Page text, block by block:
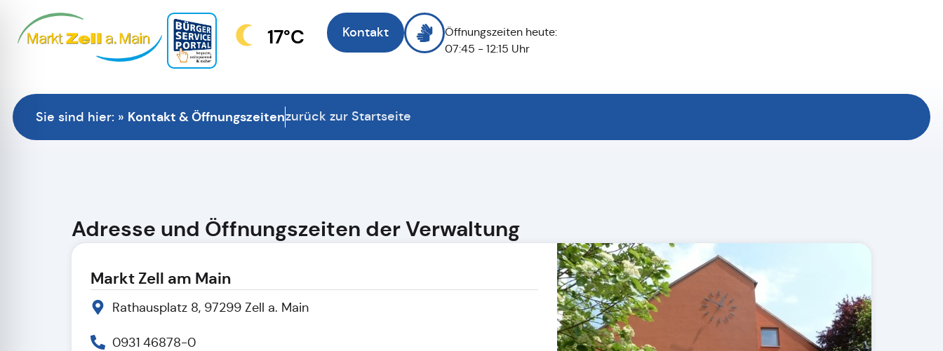
17°C Kontakt
Öffnungszeiten heute:
07:45 - 12:15 Uhr
Sie sind hier: » Kontakt & Öffnungszeitenzurück zur Startseite
Adresse und Öffnungszeiten der Verwaltung
Markt Zell am Main
Rathausplatz 8, 97299 Zell a. Main
0931 46878-0